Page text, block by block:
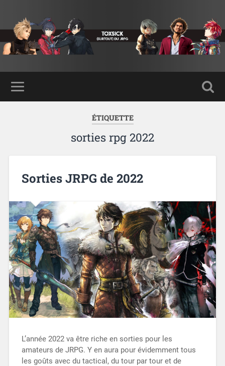
ÉTIQUETTE
sorties rpg 2022
Sorties JRPG de 2022
L’année 2022 va être riche en sorties pour les
amateurs de JRPG. Y en aura pour évidemment tous
les goûts avec du tactical, du tour par tour et de